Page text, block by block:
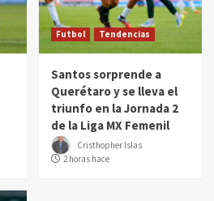
Futbol Tendencias
Santos sorprende a
Querétaro y se lleva el
triunfo en la Jornada 2
de la Liga MX Femenil
Cristhopher Islas
2 horas hace